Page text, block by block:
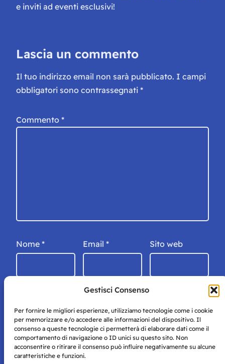
Gestisci Consenso
Per fornire le migliori esperienze, utilizziamo tecnologie come i cookie
per memorizzare e/o accedere alle informazioni del dispositivo. Il
consenso a queste tecnologie ci permetterà di elaborare dati come il
comportamento di navigazione o ID unici su questo sito. Non
acconsentire o ritirare il consenso può influire negativamente su alcune
caratteristiche e funzioni.
e inviti ad eventi esclusivi!
Lascia un commento
Il tuo indirizzo email non sarà pubblicato. I campi
obbligatori sono contrassegnati *
Commento *
Nome * Email * Sito web